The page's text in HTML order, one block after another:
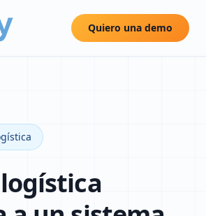
Quiero una demo